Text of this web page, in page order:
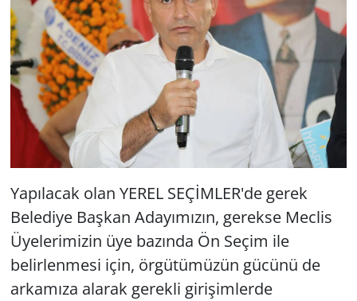
Yapılacak olan YEREL SEÇİMLER'de gerek
Belediye Başkan Adayımızın, gerekse Meclis
Üyelerimizin üye bazında Ön Seçim ile
belirlenmesi için, örgütümüzün gücünü de
arkamıza alarak gerekli girişimlerde